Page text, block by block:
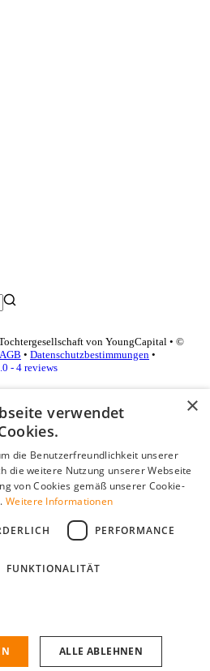
von YoungCapital • ©
AGB • Datenschutzbestimmungen •
- 4 reviews
können Sie ein Unternehmensprofil
×
verwendet
die Benutzerfreundlichkeit unserer
die weitere Nutzung unserer Webseite
von Cookies gemäß unserer Cookie-
Weitere Informationen
PERFORMANCE
FUNKTIONALITÄT
ALLE ABLEHNEN